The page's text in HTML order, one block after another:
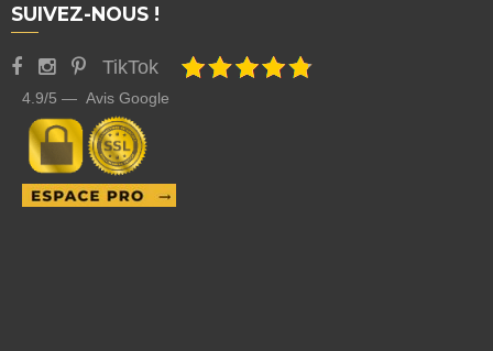
SUIVEZ-NOUS !
TikTok
4.9/5 — Avis Google